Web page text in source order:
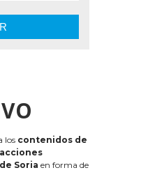
los contenidos de
Soria en forma de